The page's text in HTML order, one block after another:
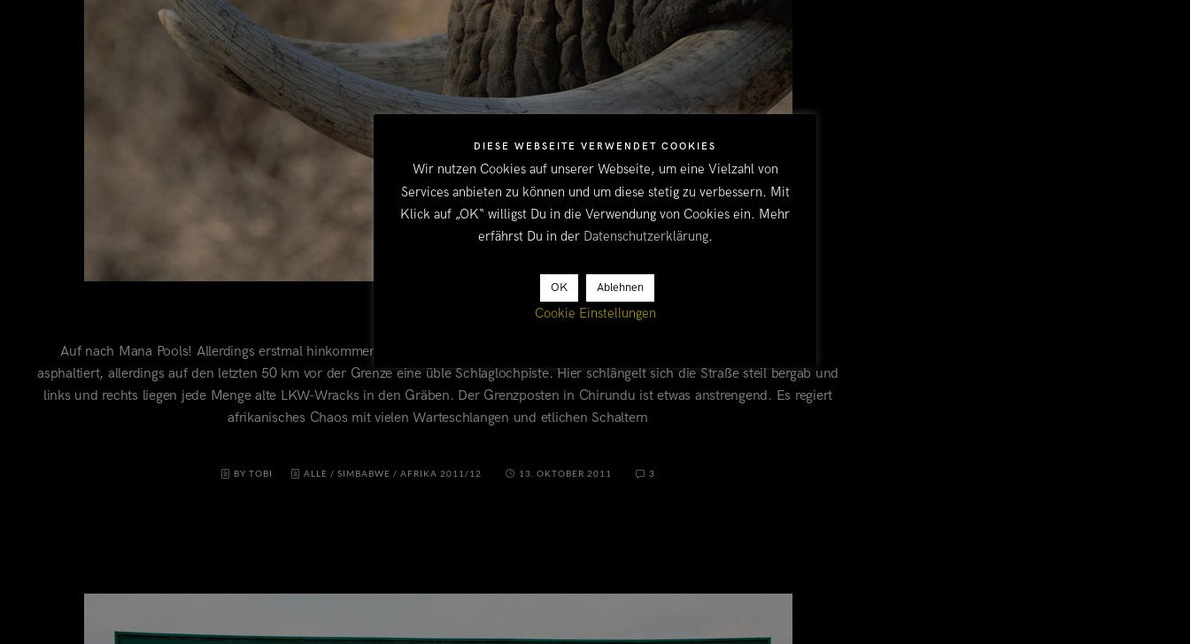
Auf nach Mana Pools! Allerdings erstmal hinkommen: Die Fahrt von Lusaka bis zum Wildlife Office in Marongora ist durchweg
asphaltiert, allerdings auf den letzten 50 km vor der Grenze eine üble Schlaglochpiste. Hier schlängelt sich die Straße steil bergab und
links und rechts liegen jede Menge alte LKW-Wracks in den Gräben. Der Grenzposten in Chirundu ist etwas anstrengend. Es regiert
afrikanisches Chaos mit vielen Warteschlangen und etlichen Schaltern
BY TOBI ALLE /SIMBABWE /AFRIKA 2011/12 13. OKTOBER 2011 3
DIESE WEBSEITE VERWENDET COOKIES
Wir nutzen Cookies auf unserer Webseite, um eine Vielzahl von
Services anbieten zu können und um diese stetig zu verbessern. Mit
Klick auf „OK“ willigst Du in die Verwendung von Cookies ein. Mehr
erfährst Du in der Datenschutzerklärung.
OK Ablehnen
Cookie Einstellungen